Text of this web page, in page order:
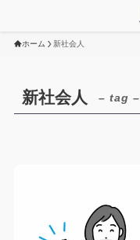
ホーム 新社会人
新社会人 – tag –